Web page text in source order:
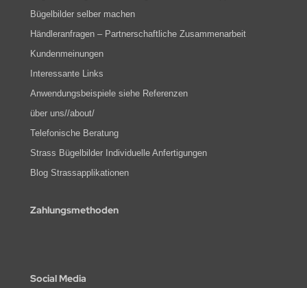
Bügelbilder selber machen
Händleranfragen – Partnerschaftliche Zusammenarbeit
Kundenmeinungen
Interessante Links
Anwendungsbeispiele siehe Referenzen
über uns//about/
Telefonische Beratung
Strass Bügelbilder Individuelle Anfertigungen
Blog Strassapplikationen
Zahlungsmethoden
Social Media